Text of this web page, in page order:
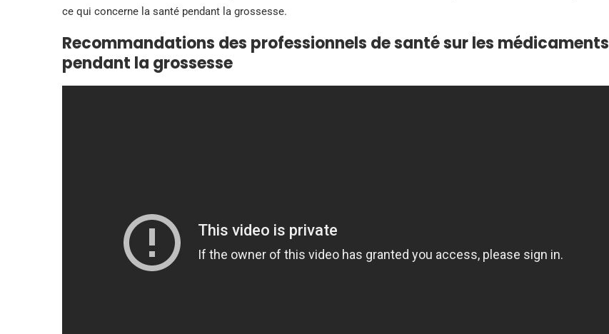
ce qui concerne la santé pendant la grossesse.
Recommandations des professionnels de santé sur les médicaments
pendant la grossesse